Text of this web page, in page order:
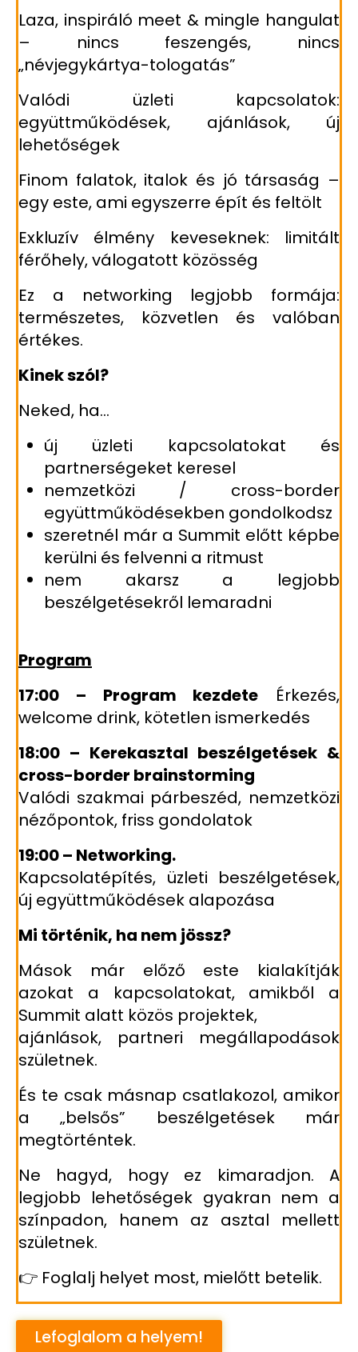
Laza, inspiráló meet & mingle hangulat
– nincs feszengés, nincs
„névjegykártya-tologatás”
Valódi üzleti kapcsolatok:
együttműködések, ajánlások, új
lehetőségek
Finom falatok, italok és jó társaság –
egy este, ami egyszerre épít és feltölt
Exkluzív élmény keveseknek: limitált
férőhely, válogatott közösség
Ez a networking legjobb formája:
természetes, közvetlen és valóban
értékes.
Kinek szól?
Neked, ha…
új üzleti kapcsolatokat és
partnerségeket keresel
nemzetközi / cross-border
együttműködésekben gondolkodsz
szeretnél már a Summit előtt képbe
kerülni és felvenni a ritmust
nem akarsz a legjobb
beszélgetésekről lemaradni
Program
17:00 – Program kezdete Érkezés,
welcome drink, kötetlen ismerkedés
18:00 – Kerekasztal beszélgetések &
cross-border brainstorming
Valódi szakmai párbeszéd, nemzetközi
nézőpontok, friss gondolatok
19:00 – Networking.
Kapcsolatépítés, üzleti beszélgetések,
új együttműködések alapozása
Mi történik, ha nem jössz?
Mások már előző este kialakítják
azokat a kapcsolatokat, amikből a
Summit alatt közös projektek,
ajánlások, partneri megállapodások
születnek.
És te csak másnap csatlakozol, amikor
a „belsős” beszélgetések már
megtörténtek.
Ne hagyd, hogy ez kimaradjon. A
legjobb lehetőségek gyakran nem a
színpadon, hanem az asztal mellett
születnek.
👉 Foglalj helyet most, mielőtt betelik.
Lefoglalom a helyem!